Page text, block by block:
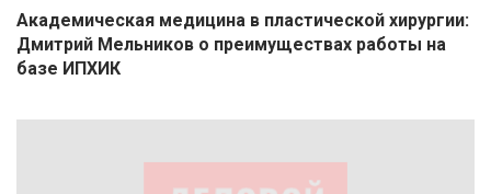
Академическая медицина в пластической хирургии:
Дмитрий Мельников о преимуществах работы на
базе ИПХИК